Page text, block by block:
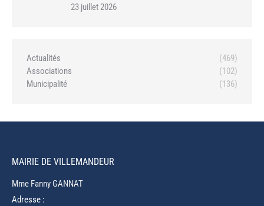
23 juillet 2026
Actualités
(469)
Associations
(102)
Municipalité
(136)
MAIRIE DE VILLEMANDEUR
Mme Fanny GANNAT
Adresse :